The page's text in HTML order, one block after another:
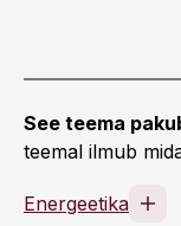
See teema
teemal ilmub
Energeetika